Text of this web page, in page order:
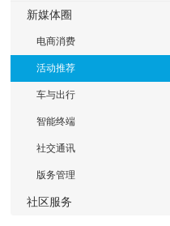
» ›
新媒体圈
电商消费
活动推荐
车与出行
智能终端
社交通讯
版务管理
社区服务